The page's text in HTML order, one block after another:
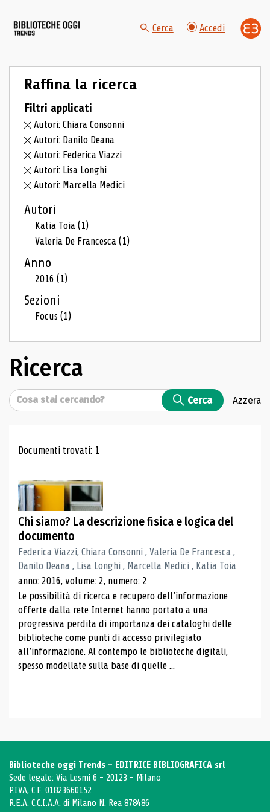
Cerca Accedi
Raffina la ricerca
Filtri applicati
Autori: Chiara Consonni
Autori: Danilo Deana
Autori: Federica Viazzi
Autori: Lisa Longhi
Autori: Marcella Medici
Autori
Katia Toia(1)
Valeria De Francesca(1)
Anno
2016(1)
Sezioni
Focus(1)
Ricerca
Cerca Cerca Azzera
Risultati di ricerca
Documenti trovati: 1
Chi siamo? La descrizione fisica e logica del
documento
Federica Viazzi, Chiara Consonni , Valeria De Francesca ,
Danilo Deana , Lisa Longhi , Marcella Medici , Katia Toia
anno: 2016, volume: 2, numero: 2
Le possibilità di ricerca e recupero dell’informazione
offerte dalla rete Internet hanno portato a una
progressiva perdita di importanza dei cataloghi delle
biblioteche come punti di accesso privilegiato
all’informazione. Al contempo le biblioteche digitali,
spesso modellate sulla base di quelle ...
Biblioteche oggi Trends - EDITRICE BIBLIOGRAFICA srl
Sede legale: Via Lesmi 6 - 20123 - Milano
P.IVA, C.F. 01823660152
R.E.A. C.C.I.A.A. di Milano N. Rea 878486